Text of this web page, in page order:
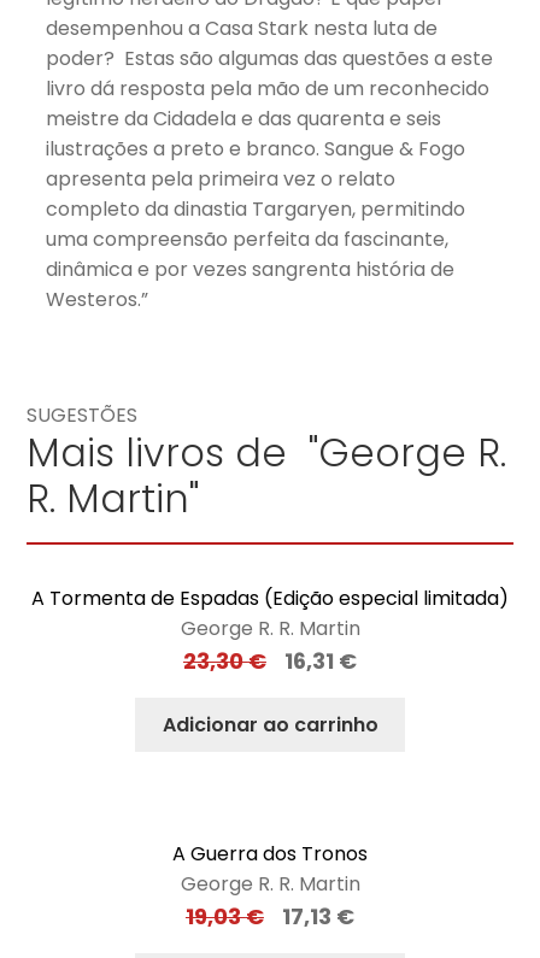
desempenhou a Casa Stark nesta luta de
poder? Estas são algumas das questões a este
livro dá resposta pela mão de um reconhecido
meistre da Cidadela e das quarenta e seis
ilustrações a preto e branco. Sangue & Fogo
apresenta pela primeira vez o relato
completo da dinastia Targaryen, permitindo
uma compreensão perfeita da fascinante,
dinâmica e por vezes sangrenta história de
Westeros.”
SUGESTÕES
Mais livros de "George R.
R. Martin"
A Tormenta de Espadas (Edição especial limitada)
George R. R. Martin
23,30€ 16,31 €
Adicionar ao carrinho
A Guerra dos Tronos
George R. R. Martin
19,03€ 17,13 €